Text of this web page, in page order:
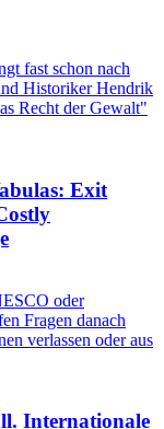
fast schon nach
Historiker Hendrik
Recht der Gewalt"
Exit
oder
Fragen danach
verlassen oder aus
Internationale